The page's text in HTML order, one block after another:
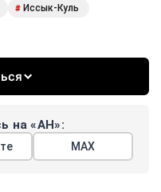
# Иссык-Куль
на «АН»:
МАХ